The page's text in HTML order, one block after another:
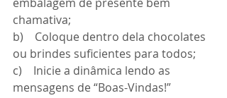
chamativa;
b)    Coloque dentro dela chocolates
ou brindes suficientes para todos;
c)    Inicie a dinâmica lendo as
mensagens de “Boas-Vindas!”